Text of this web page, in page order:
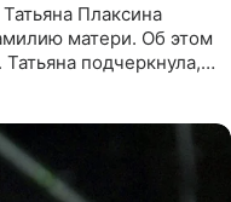
Плаксина
матери. Об этом
подчеркнула,